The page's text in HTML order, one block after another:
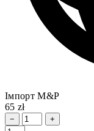
Імпорт M&P
65 zł
− +